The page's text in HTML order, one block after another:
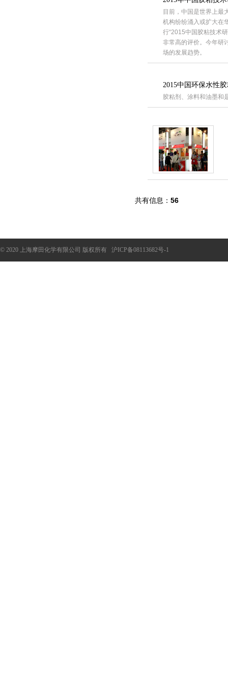
目前，中国是世界上最
机构纷纷涌入或扩大在
行“2015中国胶粘技术
非常高的评价。今年研
场的发展趋势。
2015中国环保水性
胶粘剂、涂料和油墨和
共有信息： 56
© 2020 上海摩田化学有限公司 版权所有 沪ICP备08113682号-1